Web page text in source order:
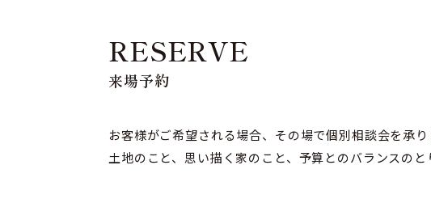
RESERVE
来場予約
お客様がご希望される場合、その場で個別相談会を承り
土地のこと、思い描く家のこと、予算とのバランスの